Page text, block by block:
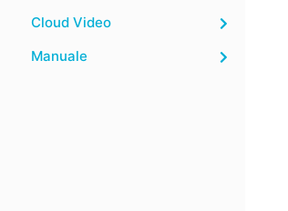
Cloud Video
Manuale